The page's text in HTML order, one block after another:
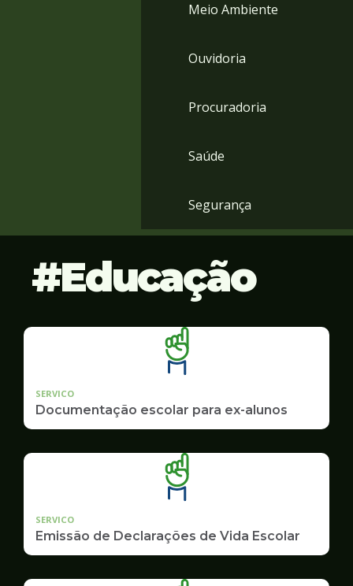
Meio Ambiente
Ouvidoria
Procuradoria
Saúde
Segurança
Educação
SERVICO
Documentação escolar para ex-alunos
SERVICO
Emissão de Declarações de Vida Escolar